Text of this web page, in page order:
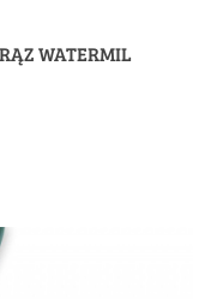
WATERMIL